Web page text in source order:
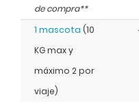
de compra**
1 mascota (10
KG max y
máximo 2 por
viaje)